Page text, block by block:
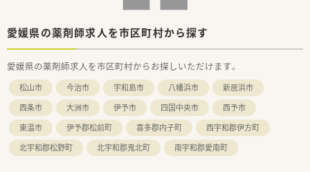
しています。
■地域の基幹病院の処方箋も数多く受付ており、今後松山市内へ
の出店も予定しています。
＜こんな方にもおススメ＞
■子育て世代の方など、午前のみの勤務をお考えの方
■地域密着型の薬局で働きたい方
愛媛県の薬剤師求人を市区町村から探す
愛媛県の薬剤師求人を市区町村からお探しいただけます。
松山市 今治市 宇和島市 八幡浜市
新居浜市
西条市
大洲市 伊予市 四国中央市
西予市
東温市
伊予郡松前町 喜多郡内子町
西宇和郡伊方町
北宇和郡松野町
北宇和郡鬼北町 南宇和郡愛南町